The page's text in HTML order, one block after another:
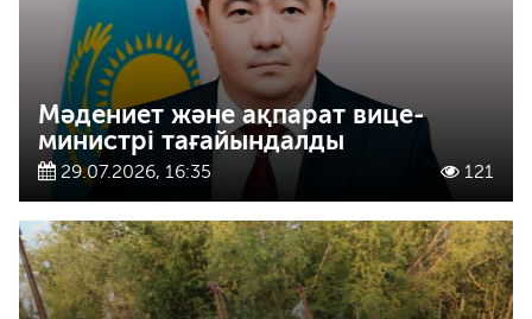
Мәдениет және ақпарат вице-
министрі тағайындалды
29.07.2026, 16:35 121